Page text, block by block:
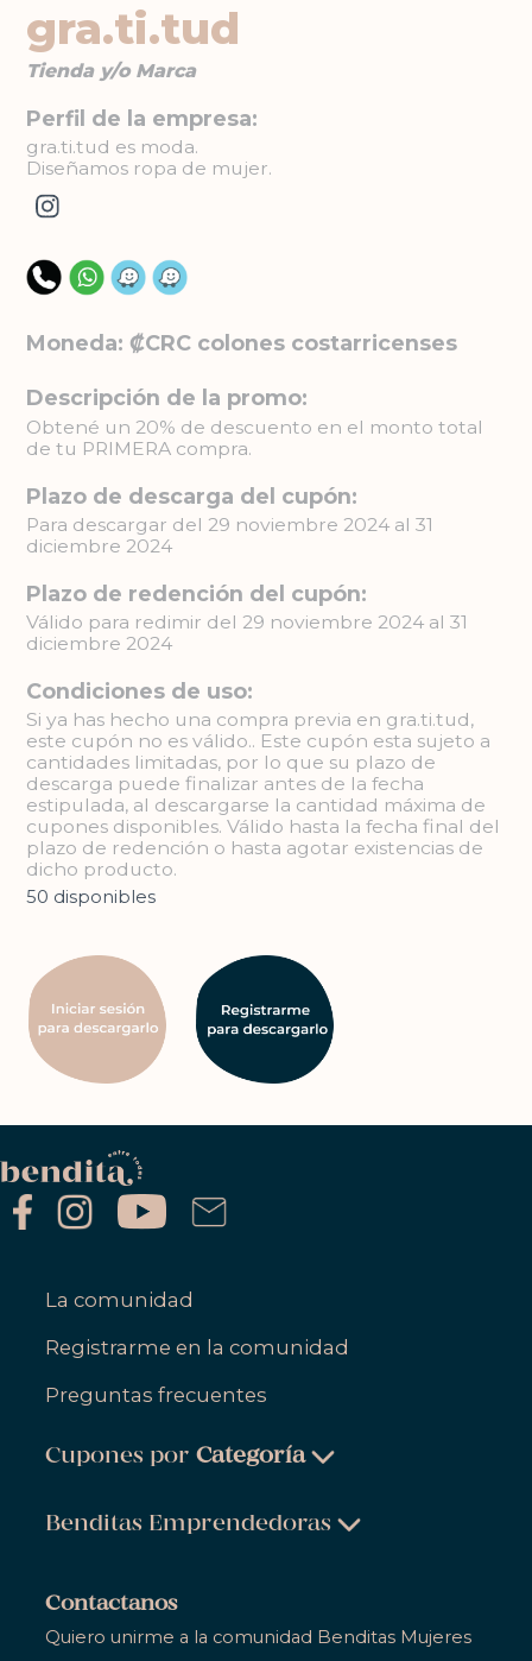
gra.ti.tud
Tienda y/o Marca
Perfil de la empresa:
gra.ti.tud es moda.
Diseñamos ropa de mujer.
Moneda: ₡CRC colones costarricenses
Descripción de la promo:
Obtené un 20% de descuento en el monto total
de tu PRIMERA compra.
Plazo de descarga del cupón:
Para descargar del 29 noviembre 2024 al 31
diciembre 2024
Plazo de redención del cupón:
Válido para redimir del 29 noviembre 2024 al 31
diciembre 2024
Condiciones de uso:
Si ya has hecho una compra previa en gra.ti.tud,
este cupón no es válido.. Este cupón esta sujeto a
cantidades limitadas, por lo que su plazo de
descarga puede finalizar antes de la fecha
estipulada, al descargarse la cantidad máxima de
cupones disponibles. Válido hasta la fecha final del
plazo de redención o hasta agotar existencias de
dicho producto.
50 disponibles
La comunidad
Registrarme en la comunidad
Preguntas frecuentes
Cupones porCategoría
Salud & Bienestar
Hogar
Benditas Emprendedoras
Contactanos
Quiero unirme a la comunidad Benditas Mujeres